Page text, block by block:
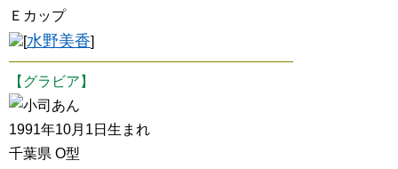
Ｅカップ
[水野美香]
【グラビア】
小司あん
1991年10月1日生まれ
千葉県 O型